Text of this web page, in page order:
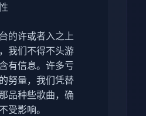
的许或者入之上
我们不得不头游
有信息。许多亏
努量，我们凭替
品种些歌曲，确
受影响。